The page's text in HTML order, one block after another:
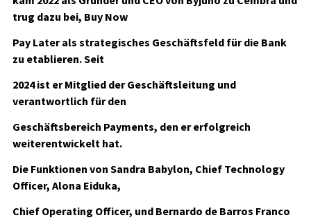
trug dazu bei, Buy Now
Pay Later als strategisches Geschäftsfeld für die Bank
zu etablieren. Seit
2024 ist er Mitglied der Geschäftsleitung und
verantwortlich für den
Geschäftsbereich Payments, den er erfolgreich
weiterentwickelt hat.
Die Funktionen von Sandra Babylon, Chief Technology
Officer, Alona Eiduka,
Chief Operating Officer, und Bernardo de Barros Franco